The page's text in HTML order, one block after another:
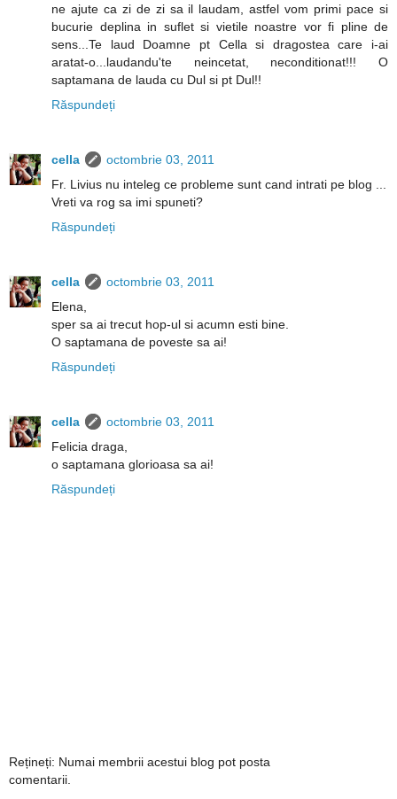
ne ajute ca zi de zi sa il laudam, astfel vom primi pace si
bucurie deplina in suflet si vietile noastre vor fi pline de
sens...Te laud Doamne pt Cella si dragostea care i-ai
aratat-o...laudandu'te neincetat, neconditionat!!! O
saptamana de lauda cu Dul si pt Dul!!
Răspundeți
cella
octombrie 03, 2011
Fr. Livius nu inteleg ce probleme sunt cand intrati pe blog ...
Vreti va rog sa imi spuneti?
Răspundeți
cella
octombrie 03, 2011
Elena,
sper sa ai trecut hop-ul si acumn esti bine.
O saptamana de poveste sa ai!
Răspundeți
cella
octombrie 03, 2011
Felicia draga,
o saptamana glorioasa sa ai!
Răspundeți
Rețineți: Numai membrii acestui blog pot posta
comentarii.